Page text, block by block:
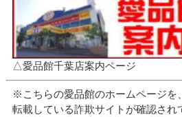
△愛品館千葉店案内ページ
※こちらの愛品館のホームページを、
転載している詐欺サイトが確認され